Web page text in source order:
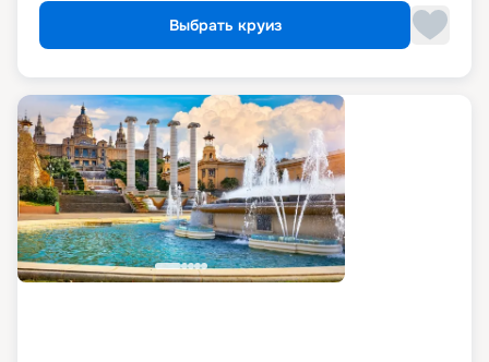
Выбрать круиз